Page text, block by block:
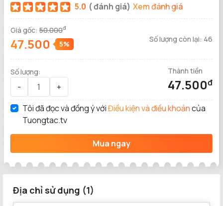
5.0 ( đánh giá) Xem đánh giá
Giá gốc: 50.000đ
47.500 đ 5%
Số lượng còn lại: 46
Số lượng:
- +
Thành tiền
47.500đ
Tôi đã đọc và đồng ý vớiĐiều kiện và điều khoảncủa
Tuongtac.tv
Mua ngay
Địa chỉ sử dụng (1)